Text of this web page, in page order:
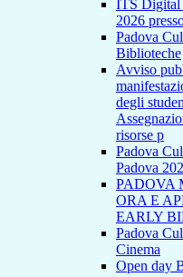
ITS Digital
2026
Padova
Biblioteche
Avviso
degli
risorse p
Padova
Padova
PADOVA
ORA E
EARLY
Padova
Cinema
Open day